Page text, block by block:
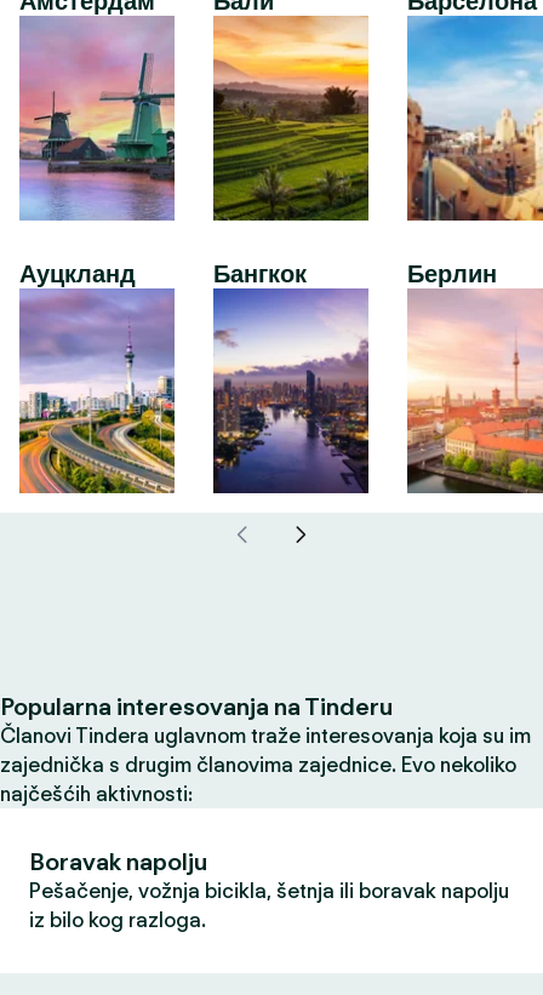
Ауцкланд Бангкок Берлин
Popularna interesovanja na Tinderu
Članovi Tindera uglavnom traže interesovanja koja su im
zajednička s drugim članovima zajednice. Evo nekoliko
najčešćih aktivnosti:
Boravak napolju
Pešačenje, vožnja bicikla, šetnja ili boravak napolju
iz bilo kog razloga.